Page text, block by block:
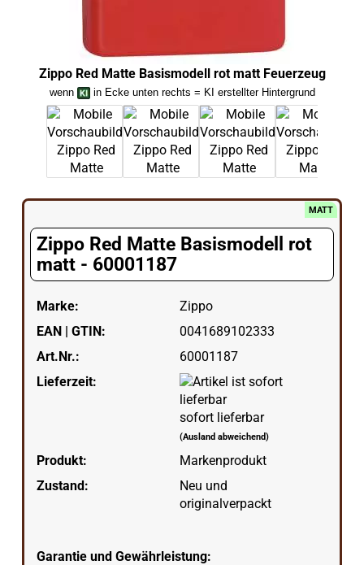
Zippo Red Matte Basismodell rot matt Feuerzeug
wenn in Ecke unten rechts = KI erstellter Hintergrund
MATT
Zippo Red Matte Basismodell rot
matt - 60001187
Marke:
Zippo
EAN | GTIN:
0041689102333
Art.Nr.:
60001187
Lieferzeit:
sofort lieferbar
(Ausland abweichend)
Produkt:
Markenprodukt
Zustand:
Neu und
originalverpackt
Garantie und Gewährleistung: